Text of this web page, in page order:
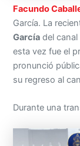
Facundo
García. La
García del canal
esta vez fue el
pronunció
su regreso al
Durante una